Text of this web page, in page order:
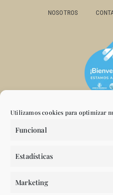
Utilizamos cookies para optimizar
Funcional
Estadísticas
Marketing
NOSOTROS